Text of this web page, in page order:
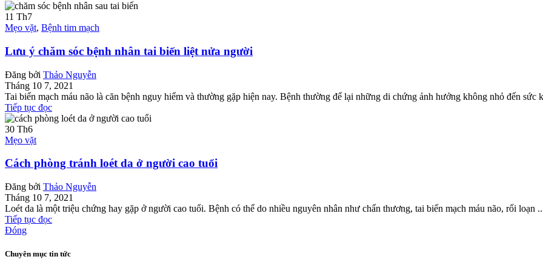
11 Th7
Mẹo vặt, Bệnh tim mạch
Lưu ý chăm sóc bệnh nhân tai biến liệt nửa người
Đăng bởi Thảo Nguyễn
Tháng 10 7, 2021
Tai biến mạch máu não là căn bệnh nguy hiểm và thường gặp hiện nay. Bệnh thường để lại những di chứng ảnh hưởng không nhỏ đến sức
Tiếp tục đọc
30 Th6
Mẹo vặt
Cách phòng tránh loét da ở người cao tuổi
Đăng bởi Thảo Nguyễn
Tháng 10 7, 2021
Loét da là một triệu chứng hay gặp ở người cao tuổi. Bệnh có thể do nhiều nguyên nhân như chấn thương, tai biến mạch máu não, rối loạn
Tiếp tục đọc
Đóng
Chuyên mục tin tức